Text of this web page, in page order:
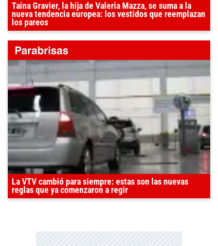
Taina Gravier, la hija de Valeria Mazza, se suma a la
nueva tendencia europea: los vestidos que reemplazan
los pareos
La VTV cambió para siempre: estas son las nuevas
reglas que ya comenzaron a regir